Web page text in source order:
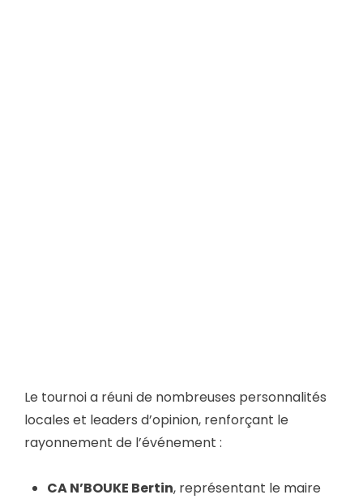
Le tournoi a réuni de nombreuses personnalités
locales et leaders d’opinion, renforçant le
rayonnement de l’événement :
CA N’BOUKE Bertin, représentant le maire